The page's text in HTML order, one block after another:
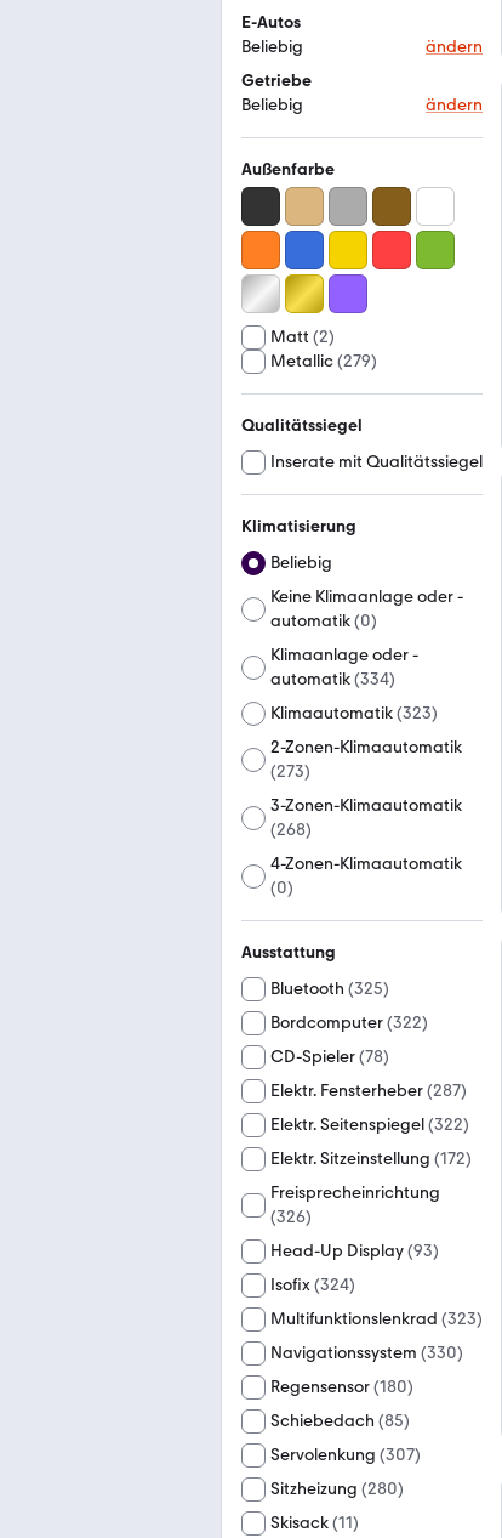
E-Autos
Beliebig
ändern
Getriebe
Beliebig
ändern
Außenfarbe
Matt (2)
Metallic(279)
Qualitätssiegel
Inserate mit Qualitätssiegel
Klimatisierung
Beliebig
Keine Klimaanlage oder -
automatik(0)
Klimaanlage oder -
automatik(334)
Klimaautomatik(323)
2-Zonen-Klimaautomatik
(273)
3-Zonen-Klimaautomatik
(268)
4-Zonen-Klimaautomatik
(0)
Ausstattung
Bluetooth (325)
Bordcomputer(322)
CD-Spieler(78)
Elektr. Fensterheber(287)
Elektr. Seitenspiegel(322)
Elektr. Sitzeinstellung (172)
Freisprecheinrichtung
(326)
Head-Up Display(93)
Isofix(324)
Multifunktionslenkrad (323)
Navigationssystem (330)
Regensensor(180)
Schiebedach (85)
Servolenkung (307)
Sitzheizung (280)
Skisack(11)